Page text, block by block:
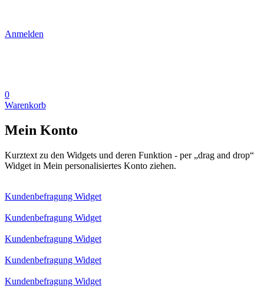
Anmelden
0
Warenkorb
Mein Konto
Kurztext zu den Widgets und deren Funktion - per „drag and drop“
Widget in Mein personalisiertes Konto ziehen.
Kundenbefragung Widget
Kundenbefragung Widget
Kundenbefragung Widget
Kundenbefragung Widget
Kundenbefragung Widget